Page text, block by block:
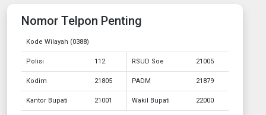
Nomor Telpon Penting
Kode Wilayah (0388)
Polisi 112 RSUD Soe 21005
Kodim 21805 PADM 21879
Kantor Bupati 21001 Wakil Bupati 22000